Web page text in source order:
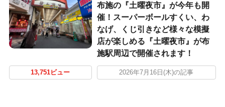
布施の『土曜夜市』が今年も開
催！スーパーボールすくい、わ
なげ、くじ引きなど様々な模擬
店が楽しめる『土曜夜市』が布
施駅周辺で開催されます！
13,751ビュー 2026年7月16日(木)の記事